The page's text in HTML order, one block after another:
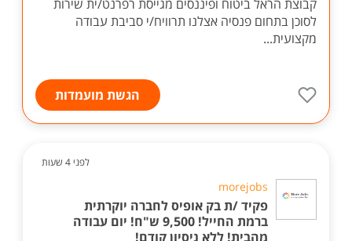
קבוצת הראל ביטוח ופיננסים מגייסת רפרנט/ית שירות
לסוכן בתחום פנסיה אצלנו תרוויח/י סביבת עבודה
מקצועית...
הגשת מועמדות
לפני 4 שעות
morejobs
פקיד /ת בק אופיס לחברה יוקרתית
ברמת החייל! 9,500 ש"ח! יום עבודה
מהבית! ללא ניסיון קודם!